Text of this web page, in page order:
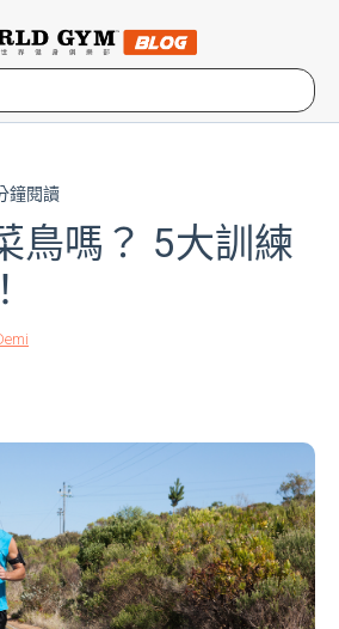
鐘閱讀
鳥嗎？ 5大訓練